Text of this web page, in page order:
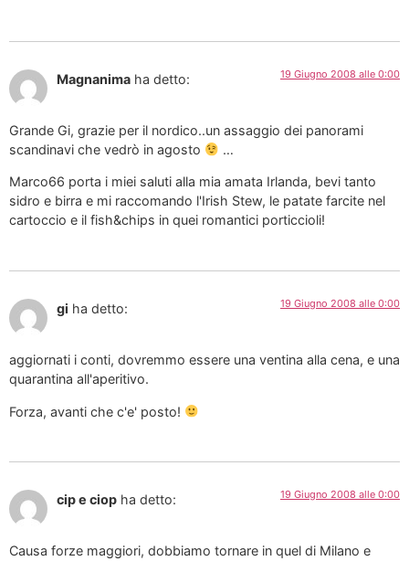
Magnanima ha detto: 19 Giugno 2008 alle 0:00
Grande Gi, grazie per il nordico..un assaggio dei panorami
scandinavi che vedrò in agosto
…
Marco66 porta i miei saluti alla mia amata Irlanda, bevi tanto
sidro e birra e mi raccomando l'Irish Stew, le patate farcite nel
cartoccio e il fish&chips in quei romantici porticcioli!
gi ha detto: 19 Giugno 2008 alle 0:00
aggiornati i conti, dovremmo essere una ventina alla cena, e una
quarantina all'aperitivo.
Forza, avanti che c'e' posto!
cip e ciop ha detto: 19 Giugno 2008 alle 0:00
Causa forze maggiori, dobbiamo tornare in quel di Milano e